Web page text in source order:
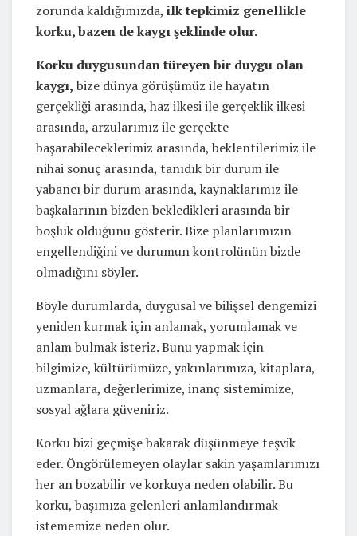
zorunda kaldığımızda, ilk tepkimiz genellikle
korku, bazen de kaygı şeklinde olur.
Korku duygusundan türeyen bir duygu olan
kaygı, bize dünya görüşümüz ile hayatın
gerçekliği arasında, haz ilkesi ile gerçeklik ilkesi
arasında, arzularımız ile gerçekte
başarabileceklerimiz arasında, beklentilerimiz ile
nihai sonuç arasında, tanıdık bir durum ile
yabancı bir durum arasında, kaynaklarımız ile
başkalarının bizden bekledikleri arasında bir
boşluk olduğunu gösterir. Bize planlarımızın
engellendiğini ve durumun kontrolünün bizde
olmadığını söyler.
Böyle durumlarda, duygusal ve bilişsel dengemizi
yeniden kurmak için anlamak, yorumlamak ve
anlam bulmak isteriz. Bunu yapmak için
bilgimize, kültürümüze, yakınlarımıza, kitaplara,
uzmanlara, değerlerimize, inanç sistemimize,
sosyal ağlara güveniriz.
Korku bizi geçmişe bakarak düşünmeye teşvik
eder. Öngörülemeyen olaylar sakin yaşamlarımızı
her an bozabilir ve korkuya neden olabilir. Bu
korku, başımıza gelenleri anlamlandırmak
istememize neden olur.